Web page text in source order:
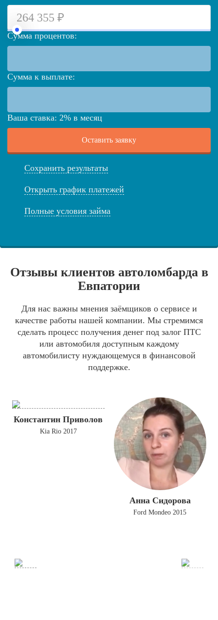
Сумма процентов:
Сумма к выплате:
Ваша ставка: 2% в месяц
Оставить заявку
Сохранить результаты
Открыть график платежей
Полные условия займа
Отзывы клиентов автоломбарда в
Евпатории
Для нас важны мнения заёмщиков о сервисе и
качестве работы нашей компании. Мы стремимся
сделать процесс получения денег под залог ПТС
или автомобиля доступным каждому
автомобилисту нуждающемуся в финансовой
поддержке.
Константин Приволов
Kia Rio 2017
Анна Сидорова
Ford Mondeo 2015